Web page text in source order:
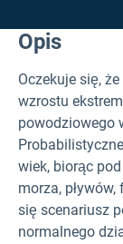
Opis
Oczekuje się,
wzrostu
powodziowego
wiek, biorąc
morza,
się scenariusz
normalnego